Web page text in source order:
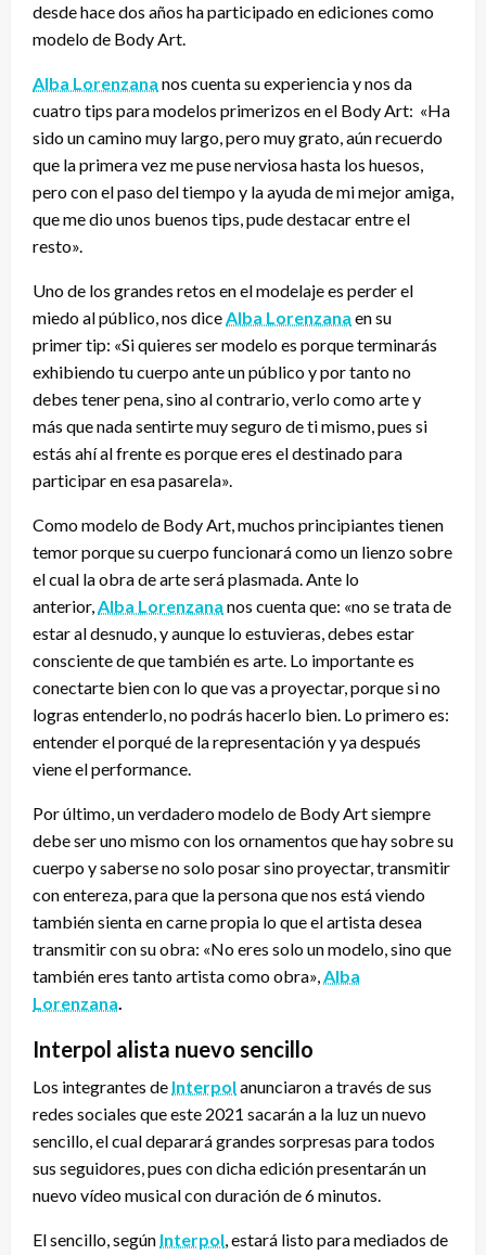
desde hace dos años ha participado en ediciones como
modelo de Body Art.
Alba Lorenzana nos cuenta su experiencia y nos da
cuatro tips para modelos primerizos en el Body Art: «Ha
sido un camino muy largo, pero muy grato, aún recuerdo
que la primera vez me puse nerviosa hasta los huesos,
pero con el paso del tiempo y la ayuda de mi mejor amiga,
que me dio unos buenos tips, pude destacar entre el
resto».
Uno de los grandes retos en el modelaje es perder el
miedo al público, nos diceAlba Lorenzana en su
primer tip: «Si quieres ser modelo es porque terminarás
exhibiendo tu cuerpo ante un público y por tanto no
debes tener pena, sino al contrario, verlo como arte y
más que nada sentirte muy seguro de ti mismo, pues si
estás ahí al frente es porque eres el destinado para
participar en esa pasarela».
Como modelo de Body Art, muchos principiantes tienen
temor porque su cuerpo funcionará como un lienzo sobre
el cual la obra de arte será plasmada. Ante lo
anterior,Alba Lorenzana nos cuenta que: «no se trata de
estar al desnudo, y aunque lo estuvieras, debes estar
consciente de que también es arte. Lo importante es
conectarte bien con lo que vas a proyectar, porque si no
logras entenderlo, no podrás hacerlo bien. Lo primero es:
entender el porqué de la representación y ya después
viene el performance.
Por último, un verdadero modelo de Body Art siempre
debe ser uno mismo con los ornamentos que hay sobre su
cuerpo y saberse no solo posar sino proyectar, transmitir
con entereza, para que la persona que nos está viendo
también sienta en carne propia lo que el artista desea
transmitir con su obra: «No eres solo un modelo, sino que
también eres tanto artista como obra»,Alba
Lorenzana.
Interpol alista nuevo sencillo
Los integrantes de Interpol anunciaron a través de sus
redes sociales que este 2021 sacarán a la luz un nuevo
sencillo, el cual deparará grandes sorpresas para todos
sus seguidores, pues con dicha edición presentarán un
nuevo vídeo musical con duración de 6 minutos.
El sencillo, según Interpol, estará listo para mediados de